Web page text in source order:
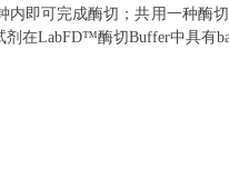
即可完成酶切；共用一种酶
剂在LabFD™酶切Buffer中具有